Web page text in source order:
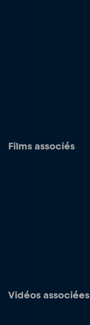
Films associés
Vidéos associées